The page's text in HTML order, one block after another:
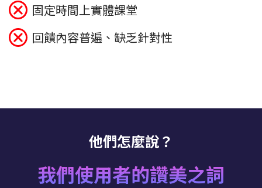
固定時間上實體課堂
回饋內容普遍、缺乏針對性
他們怎麼說？
我們使用者的讚美之詞